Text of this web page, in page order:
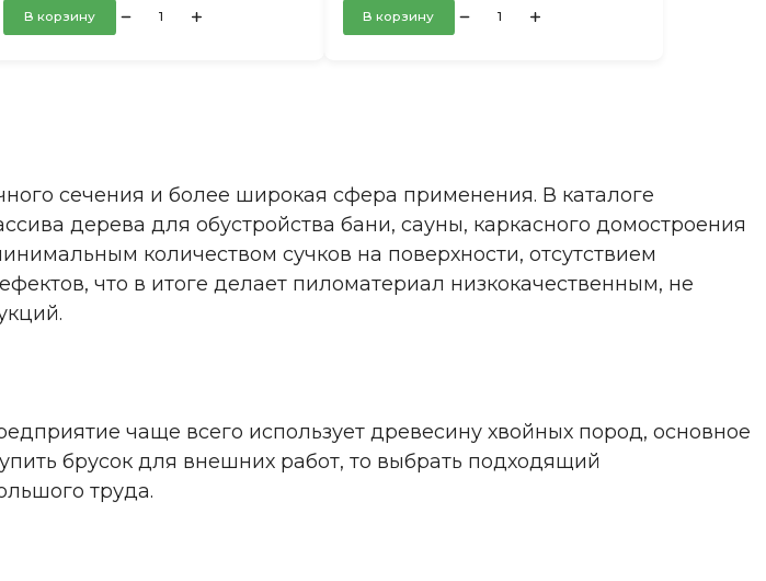
В корзину В корзину
сечения и более широкая сфера применения. В каталоге
дерева для обустройства бани, сауны, каркасного домостроения
количеством сучков на поверхности, отсутствием
что в итоге делает пиломатериал низкокачественным, не
чаще всего использует древесину хвойных пород, основное
брусок для внешних работ, то выбрать подходящий
труда.